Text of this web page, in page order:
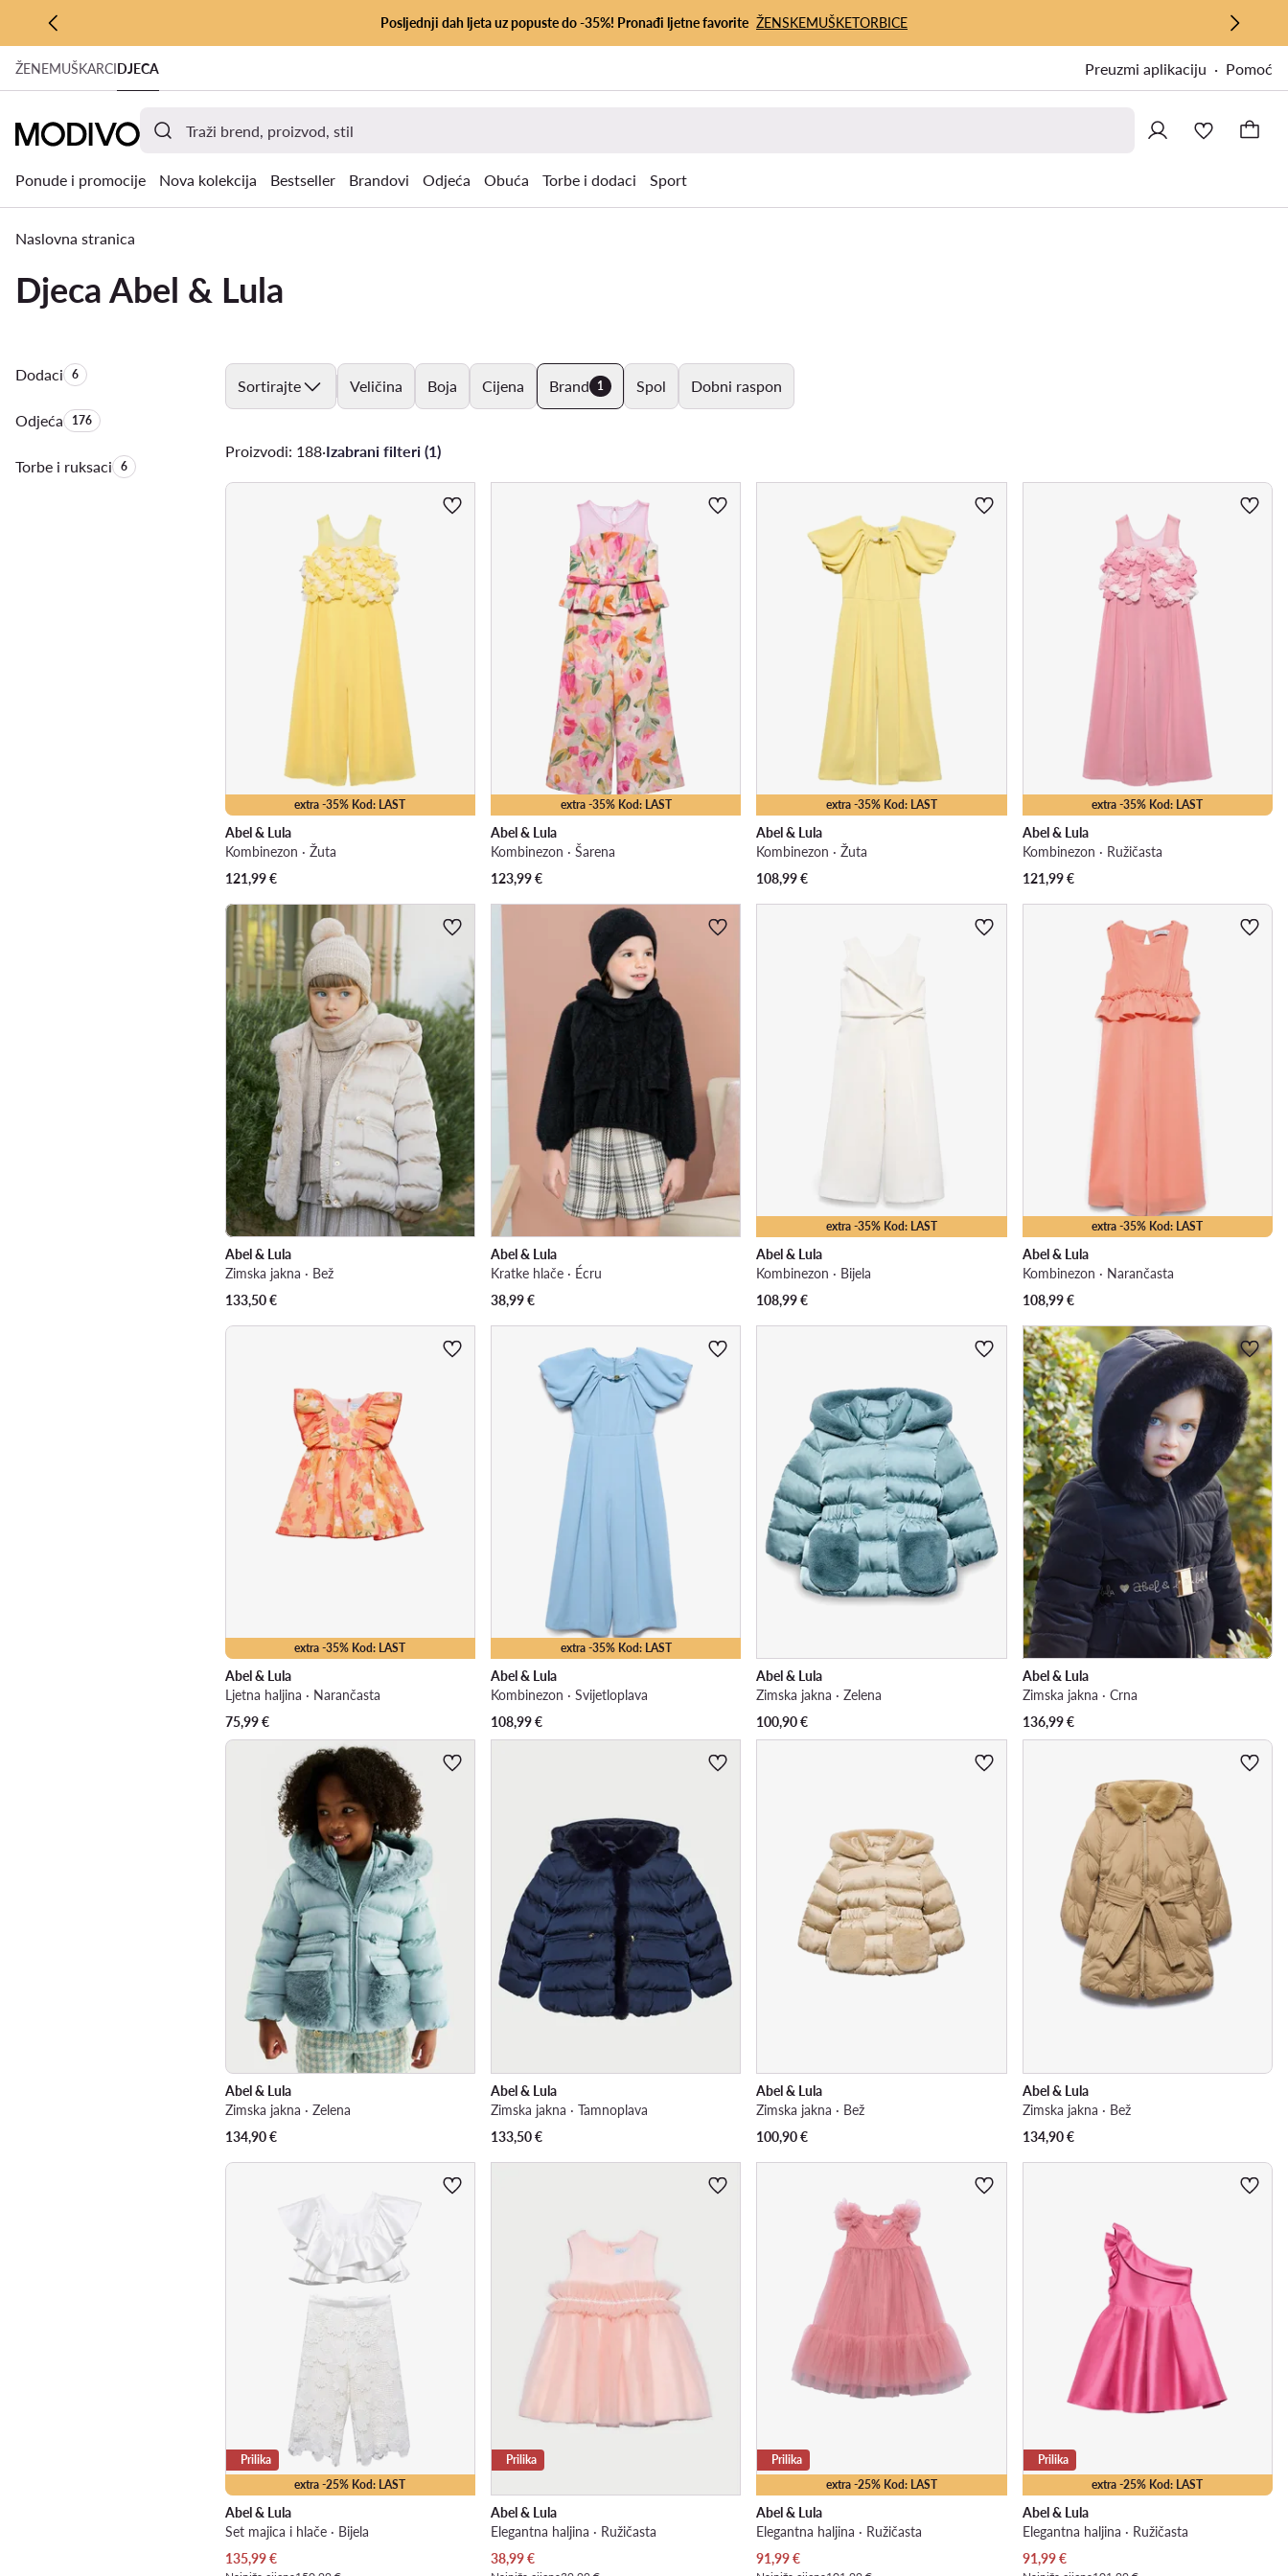
PRIJEĐI NA GLAVNI SADRŽAJ
PRIJEĐI NA PRETRAŽIVANJE
Posljednji dah ljeta uz popuste do -35%! Pronađi ljetne favorite ŽENSKEMUŠKETORBICE
ŽENEMUŠKARCIDJECA Preuzmi aplikaciju Pomoć
Ponude i promocije Nova kolekcija Bestseller Brandovi Odjeća Obuća Torbe i dodaci Sport
Naslovna stranica
Djeca Abel & Lula
DodaciKoličina proizvoda:
6
OdjećaKoličina proizvoda:
176
Torbe i ruksaciKoličina proizvoda:
6
Sortirajte Veličina Boja Cijena Brand 1 Spol Dobni raspon
Proizvodi: 188·Izabrani filteri (1)
extra -35% Kod: LAST
Abel & Lula
Kombinezon · Žuta
121,99€
extra -35% Kod: LAST
Abel & Lula
Kombinezon · Šarena
123,99€
extra -35% Kod: LAST
Abel & Lula
Kombinezon · Žuta
108,99€
extra -35% Kod: LAST
Abel & Lula
Kombinezon · Ružičasta
121,99€
Abel & Lula
Zimska jakna · Bež
133,50€
Abel & Lula
Kratke hlače · Écru
38,99€
extra -35% Kod: LAST
Abel & Lula
Kombinezon · Bijela
108,99€
extra -35% Kod: LAST
Abel & Lula
Kombinezon · Narančasta
108,99€
extra -35% Kod: LAST
Abel & Lula
Ljetna haljina · Narančasta
75,99€
extra -35% Kod: LAST
Abel & Lula
Kombinezon · Svijetloplava
108,99€
Abel & Lula
Zimska jakna · Zelena
100,90€
Abel & Lula
Zimska jakna · Crna
136,99€
Abel & Lula
Zimska jakna · Zelena
134,90€
Abel & Lula
Zimska jakna · Tamnoplava
133,50€
Abel & Lula
Zimska jakna · Bež
100,90€
Abel & Lula
Zimska jakna · Bež
134,90€
extra -25% Kod: LAST
Prilika
Abel & Lula
Set majica i hlače · Bijela
Trenutna cijena
135,99€
Prilika
Abel & Lula
Elegantna haljina · Ružičasta
Trenutna cijena
38,99€
extra -25% Kod: LAST
Prilika
Abel & Lula
Elegantna haljina · Ružičasta
Trenutna cijena
91,99€
extra -25% Kod: LAST
Prilika
Abel & Lula
Elegantna haljina · Ružičasta
Trenutna cijena
91,99€